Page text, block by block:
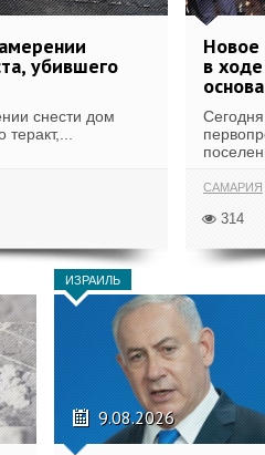
убившего
снести дом
Новое
в
САМАРИЯ
314
ИЗРАИЛЬ
9.08.2026